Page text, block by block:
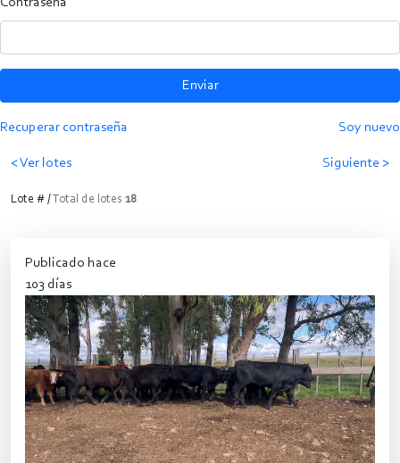
Enviar
Recuperar contraseña Soy nuevo
< Ver lotes Siguiente >
Lote # /Total de lotes 18
Publicado hace
103 días